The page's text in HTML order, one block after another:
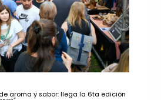
aroma y sabor: llega la 6ta edición